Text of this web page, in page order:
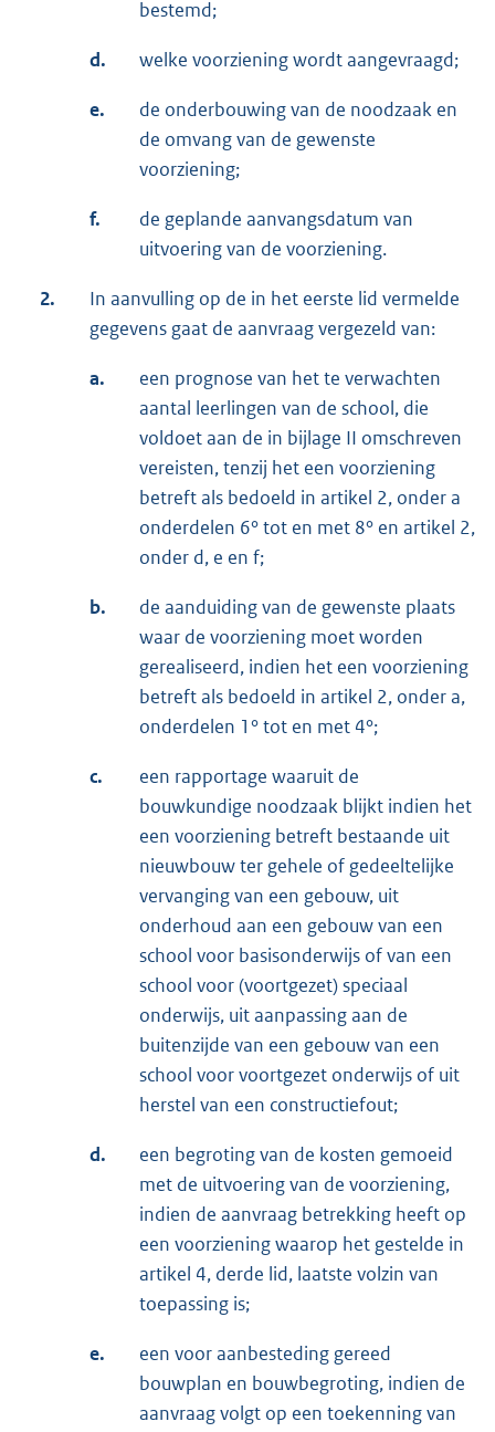
bestemd;
d. welke voorziening wordt aangevraagd;
e.
de onderbouwing van de noodzaak en
de omvang van de gewenste
voorziening;
f.
de geplande aanvangsdatum van
uitvoering van de voorziening.
2.
In aanvulling op de in het eerste lid vermelde
gegevens gaat de aanvraag vergezeld van:
a.
een prognose van het te verwachten
aantal leerlingen van de school, die
voldoet aan de in bijlage II omschreven
vereisten, tenzij het een voorziening
betreft als bedoeld in artikel 2, onder a
onderdelen 6° tot en met 8° en artikel 2,
onder d, e en f;
b.
de aanduiding van de gewenste plaats
waar de voorziening moet worden
gerealiseerd, indien het een voorziening
betreft als bedoeld in artikel 2, onder a,
onderdelen 1° tot en met 4°;
c.
een rapportage waaruit de
bouwkundige noodzaak blijkt indien het
een voorziening betreft bestaande uit
nieuwbouw ter gehele of gedeeltelijke
vervanging van een gebouw, uit
onderhoud aan een gebouw van een
school voor basisonderwijs of van een
school voor (voortgezet) speciaal
onderwijs, uit aanpassing aan de
buitenzijde van een gebouw van een
school voor voortgezet onderwijs of uit
herstel van een constructiefout;
d.
een begroting van de kosten gemoeid
met de uitvoering van de voorziening,
indien de aanvraag betrekking heeft op
een voorziening waarop het gestelde in
artikel 4, derde lid, laatste volzin van
toepassing is;
e.
een voor aanbesteding gereed
bouwplan en bouwbegroting, indien de
aanvraag volgt op een toekenning van